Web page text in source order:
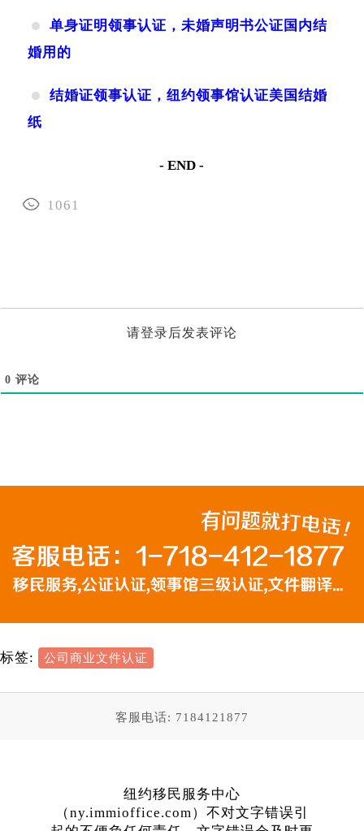
单身证明领事认证，未婚声明书公证国内结
婚用的
结婚证领事认证，纽约领事馆认证美国结婚
纸
- END -
1061
请登录后发表评论
0 评论
标签: 公司商业文件认证
客服电话: 7184121877
纽约移民服务中心
（ny.immioffice.com）不对文字错误引